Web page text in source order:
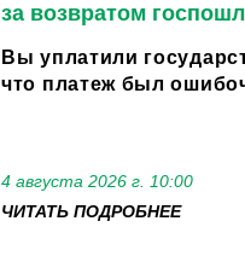
за возвратом
Вы уплатили
что платеж был
4 августа 2026 г. 10:00
ЧИТАТЬ ПОДРОБНЕЕ